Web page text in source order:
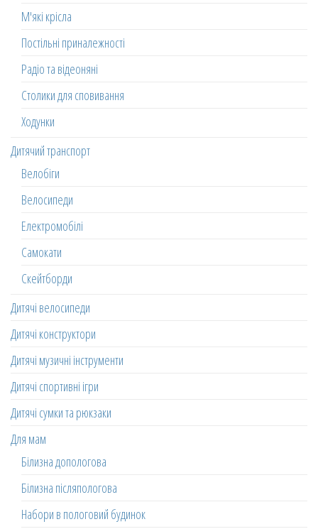
М'які крісла
Постільні приналежності
Радіо та відеоняні
Столики для сповивання
Ходунки
Дитячий транспорт
Велобіги
Велосипеди
Електромобілі
Самокати
Скейтборди
Дитячі велосипеди
Дитячі конструктори
Дитячі музичні інструменти
Дитячі спортивні ігри
Дитячі сумки та рюкзаки
Для мам
Білизна допологова
Білизна післяпологова
Набори в пологовий будинок